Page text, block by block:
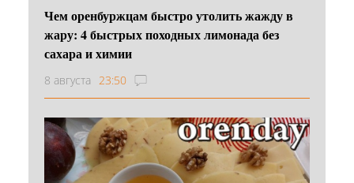
Чем оренбуржцам быстро утолить жажду в
жару: 4 быстрых походных лимонада без
сахара и химии
8 августа 23:50